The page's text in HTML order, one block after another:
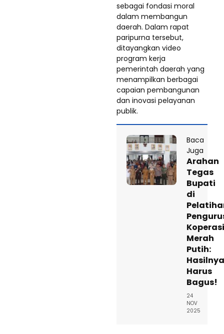
sebagai fondasi moral
dalam membangun
daerah. Dalam rapat
paripurna tersebut,
ditayangkan video
program kerja
pemerintah daerah yang
menampilkan berbagai
capaian pembangunan
dan inovasi pelayanan
publik.
Baca
Juga
Arahan
Tegas
Bupati
di
Koperasi
Merah
Putih:
Hasilnya
Harus
Bagus!
24
NOV
2025